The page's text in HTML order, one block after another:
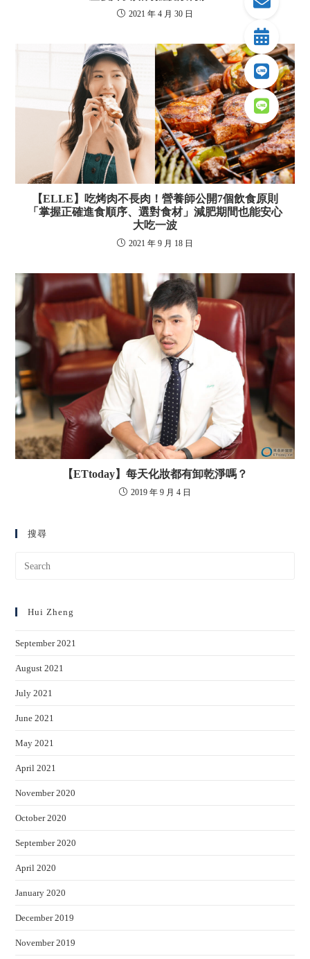
2021 年 4 月 30 日
【ELLE】吃烤肉不長肉！營養師公開7個飲食原則
「掌握正確進食順序、選對食材」減肥期間也能安心
大吃一波
2021 年 9 月 18 日
【ETtoday】每天化妝都有卸乾淨嗎？
2019 年 9 月 4 日
搜尋
Hui Zheng
September 2021
August 2021
July 2021
June 2021
May 2021
April 2021
November 2020
October 2020
September 2020
April 2020
January 2020
December 2019
November 2019